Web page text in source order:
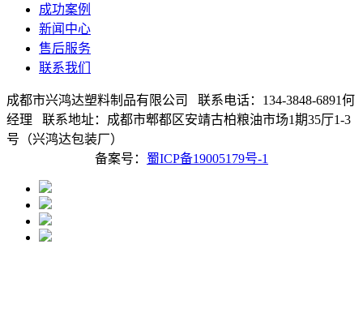
成功案例
新闻中心
售后服务
联系我们
成都市兴鸿达塑料制品有限公司 联系电话：134-3848-6891何
经理 联系地址：成都市郫都区安靖古柏粮油市场1期35厅1-3
号（兴鸿达包装厂）
备案号： 蜀ICP备19005179号-1